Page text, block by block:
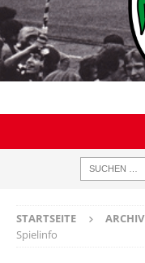
STARTSEITE ARCHIV
Spielinfo